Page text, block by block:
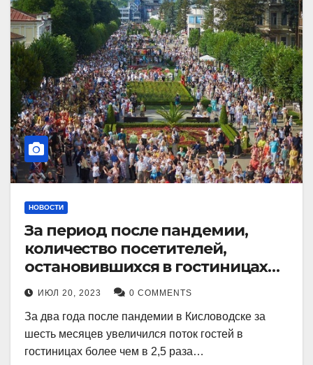
НОВОСТИ
За период после пандемии,
количество посетителей,
остановившихся в гостиницах
Кисловодска, выросло в 2,5 раза.
ИЮЛ 20, 2023 0 COMMENTS
За два года после пандемии в Кисловодске за
шесть месяцев увеличился поток гостей в
гостиницах более чем в 2,5 раза…